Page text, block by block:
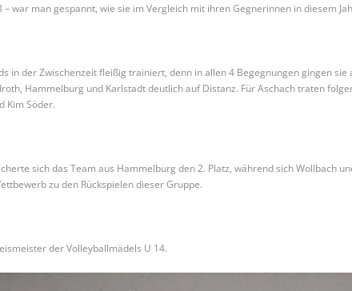
war man gespannt, wie sie im Vergleich mit ihren Gegnerinnen in diesem
in der Zwischenzeit fleißig trainiert, denn in allen 4 Begegnungen gingen
Hammelburg und Karlstadt deutlich auf Distanz. Für Aschach traten
Kim Söder.
sich das Team aus Hammelburg den 2. Platz, während sich Wollbach
zu den Rückspielen dieser Gruppe.
der Volleyballmädels U 14.